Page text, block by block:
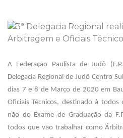
A Federação Paulista de Judô
Delegacia Regional de Judô Centro
dias 7 e 8 de Março de 2020 em
Oficiais Técnicos, destinado à todos
não do Exame de Graduação da
todos que vão trabalhar como